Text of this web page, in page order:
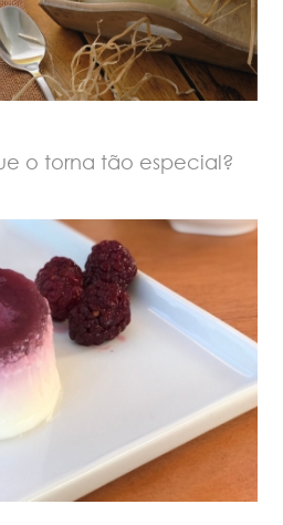
o torna tão especial?